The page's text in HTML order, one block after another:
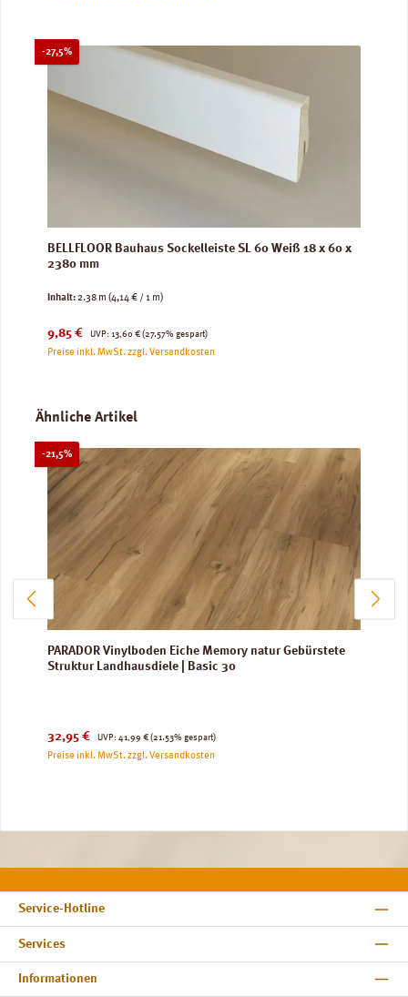
-27,5%Rabatt
BELLFLOOR Bauhaus Sockelleiste SL 60 Weiß 18 x 60 x
2380 mm
Inhalt:2.38 m (4,14 € / 1 m)
Verkaufspreis:
9,85 € UVP:
Regulärer Preis:
13,60 € (27.57% gespart)
Preise inkl. MwSt. zzgl. Versandkosten
Produktgalerie überspringen
Ähnliche Artikel
-21,5%Rabatt
PARADOR Vinylboden Eiche Memory natur Gebürstete
Struktur Landhausdiele | Basic 30
Verkaufspreis:
32,95 € UVP:
Regulärer Preis:
41,99 € (21.53% gespart)
Preise inkl. MwSt. zzgl. Versandkosten
Service-Hotline
Services
Informationen